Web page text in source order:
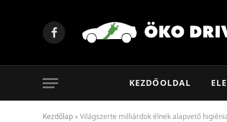
Facebook
KEZDŐOLDAL
Kezdőlap »Világszerte milliárdok élnek alapvető